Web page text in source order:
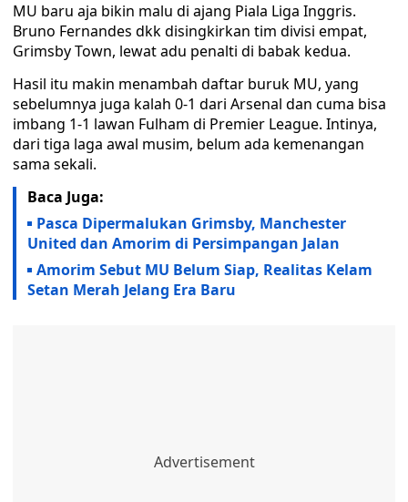
MU baru aja bikin malu di ajang Piala Liga Inggris.
Bruno Fernandes dkk disingkirkan tim divisi empat,
Grimsby Town, lewat adu penalti di babak kedua.
Hasil itu makin menambah daftar buruk MU, yang
sebelumnya juga kalah 0-1 dari Arsenal dan cuma bisa
imbang 1-1 lawan Fulham di Premier League. Intinya,
dari tiga laga awal musim, belum ada kemenangan
sama sekali.
Baca Juga:
Pasca Dipermalukan Grimsby, Manchester
United dan Amorim di Persimpangan Jalan
Amorim Sebut MU Belum Siap, Realitas Kelam
Setan Merah Jelang Era Baru